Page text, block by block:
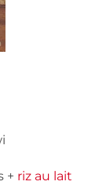
+ riz au lait